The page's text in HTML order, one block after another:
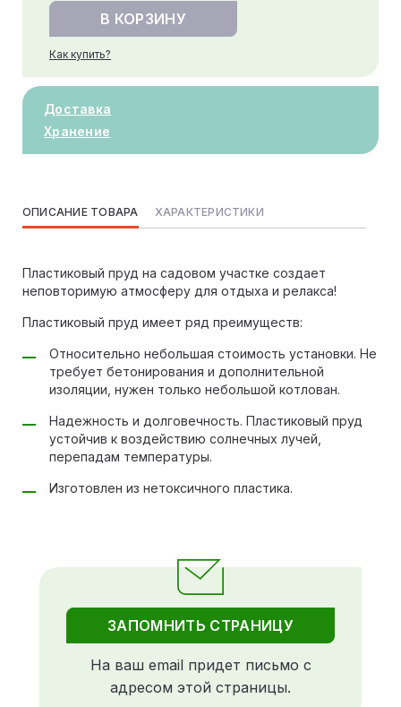
В КОРЗИНУ
Как купить?
Доставка
Хранение
ОПИСАНИЕ ТОВАРА ХАРАКТЕРИСТИКИ
Пластиковый пруд на садовом участке создает
неповторимую атмосферу для отдыха и релакса!
Пластиковый пруд имеет ряд преимуществ:
Относительно небольшая стоимость установки. Не
требует бетонирования и дополнительной
изоляции, нужен только небольшой котлован.
Надежность и долговечность. Пластиковый пруд
устойчив к воздействию солнечных лучей,
перепадам температуры.
Изготовлен из нетоксичного пластика.
ЗАПОМНИТЬ СТРАНИЦУ
На ваш email придет письмо с
адресом этой страницы.